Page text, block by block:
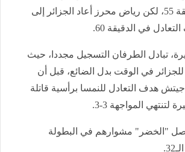
سابيتزر في الدقيقة 55، لكن رياض محرز أعاد الجزائر إلى
في الدقيقة 60.
تبادل الطرفان التسجيل مجددا، حيث
في الوقت بدل الضائع، قبل أن
هدف التعادل للنمسا برأسية قاتلة
لتنتهي المواجهة 3-3.
"الخضر" مشوارهم في البطولة